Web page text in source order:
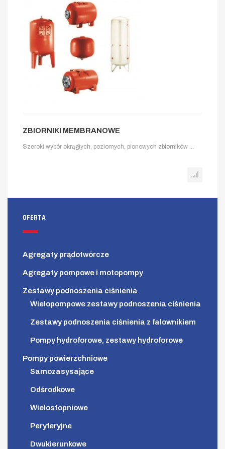
ZBIORNIKI MEMBRANOWE
Szeroki wybór okrągłych, poziomych, pionowych zbiorników ...
OFERTA
Agregaty prądotwórcze
Agregaty pompowe i motopompy
Zestawy podnoszenia ciśnienia
Wielopompowe zestawy podnoszenia ciśnienia
Zestawy podnoszenia ciśnienia z falownikiem
Pompy hydroforowe, zestawy hydroforowe
Pompy powierzchniowe
Samozasysające
Odśrodkowe
Wielostopniowe
Peryferyjne
Dwukierunkowe